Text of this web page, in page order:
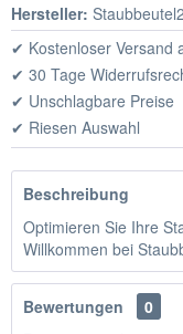
Hersteller:
✔ Kostenloser Versand
✔ 30 Tage
✔ Unschlagbare Preise
✔ Riesen Auswahl
Beschreibung
Optimieren Sie Ihre
Willkommen bei
Bewertungen
0